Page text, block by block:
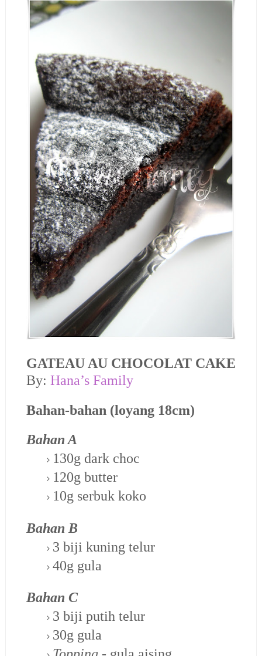
GATEAU AU CHOCOLAT CAKE
By: Hana’s Family
Bahan-bahan (loyang 18cm)
Bahan A
130g dark choc
120g butter
10g serbuk koko
Bahan B
3 biji kuning telur
40g gula
Bahan C
3 biji putih telur
30g gula